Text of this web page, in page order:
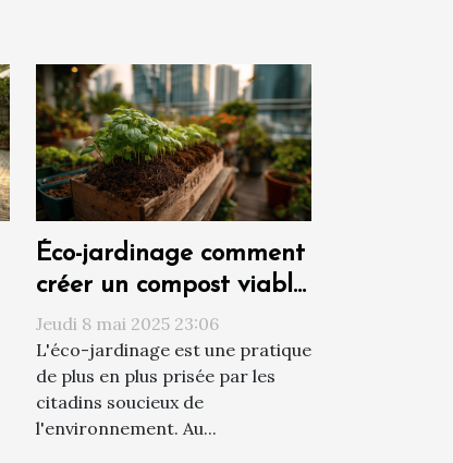
Éco-jardinage comment
créer un compost viable
en milieu urbain
Jeudi 8 mai 2025 23:06
L'éco-jardinage est une pratique
de plus en plus prisée par les
citadins soucieux de
l'environnement. Au...